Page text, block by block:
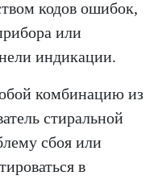
кодов ошибок,
или
индикации.
комбинацию из
стиральной
сбоя или
в